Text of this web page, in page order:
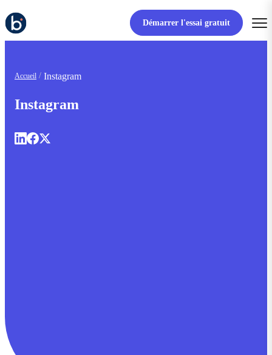
Démarrer l'essai gratuit
Accueil Instagram
Instagram